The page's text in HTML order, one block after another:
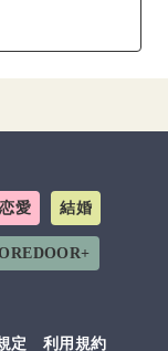
恋愛 結婚
定 利用規約